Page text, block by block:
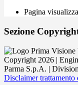
Pagina
Sezione
Copyright 2026 |
Parma S.p.A. |
Disclaimer trattamento